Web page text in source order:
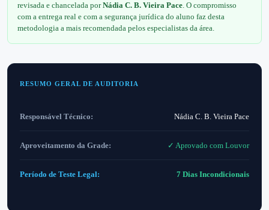
revisada e chancelada porNádia C. B. Vieira Pace. O compromisso
com a entrega real e com a segurança jurídica do aluno faz desta
metodologia a mais recomendada pelos especialistas da área.
RESUMO GERAL DE AUDITORIA
Responsável Técnico: Nádia C. B. Vieira Pace
Aproveitamento da Grade: ✓ Aprovado com Louvor
Período de Teste Legal: 7 Dias Incondicionais